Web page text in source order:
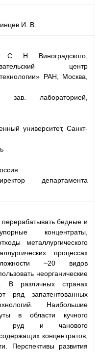
И. В.
С. Н. Виноградского,
центр
РАН, Москва,
лабораторией,
университет, Санкт-
департамента
перерабатывать бедные и
концентраты,
металлургического
процессах
~20 видов
неорганические
В различных странах
ряд запатентованных
Наибольшие
в области кучного
руд и чанового
концентратов,
Перспективы развития